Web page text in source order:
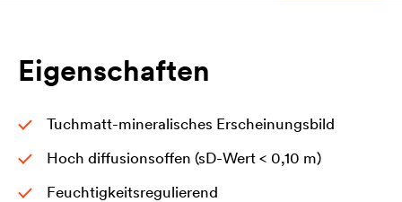
Eigenschaften
Tuchmatt-mineralisches Erscheinungsbild
Hoch diffusionsoffen (sD-Wert < 0,10 m)
Feuchtigkeitsregulierend